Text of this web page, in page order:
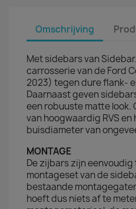
Omschrijving
Met sidebars van
carrosserie van de Ford
2023) tegen dure flank-
Daarnaast geven
een robuuste matte
van hoogwaardig RVS en
buisdiameter van
MONTAGE
De zijbars zijn
montageset van de
bestaande
hoeft dus niets af te